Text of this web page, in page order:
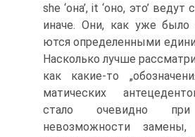
she ‘она’, it ‘оно, это’
иначе. Они, как уже было
ются определенными
Насколько лучше
как какие-то
матических
стало очевидно при
невозможности